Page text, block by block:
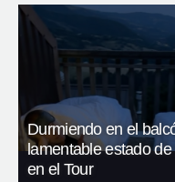
Durmiendo en el
lamentable estado de
en el Tour